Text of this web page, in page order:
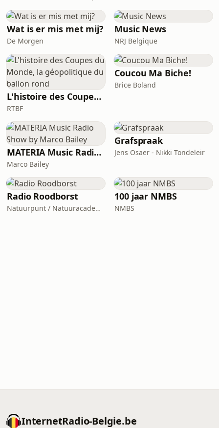
Wat is er mis met mij?
De Morgen
Music News
NRJ Belgique
L'histoire des Coupes du Monde, la géopolitique du ballon rond
RTBF
Coucou Ma Biche!
Brice Boland
MATERIA Music Radio Show by Marco Bailey
Marco Bailey
Grafspraak
Jens Osaer - Nikki Tondeleir
Radio Roodborst
Natuurpunt / Natuuracademie
100 jaar NMBS
NMBS
InternetRadio-Belgie.be